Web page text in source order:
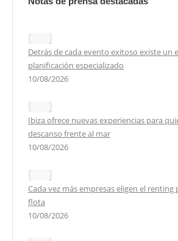
Detrás de cada evento exitoso existe un
planificación especializado
10/08/2026
Ibiza ofrece nuevas experiencias para
descanso frente al mar
10/08/2026
Cada vez más empresas eligen el renting
flota
10/08/2026